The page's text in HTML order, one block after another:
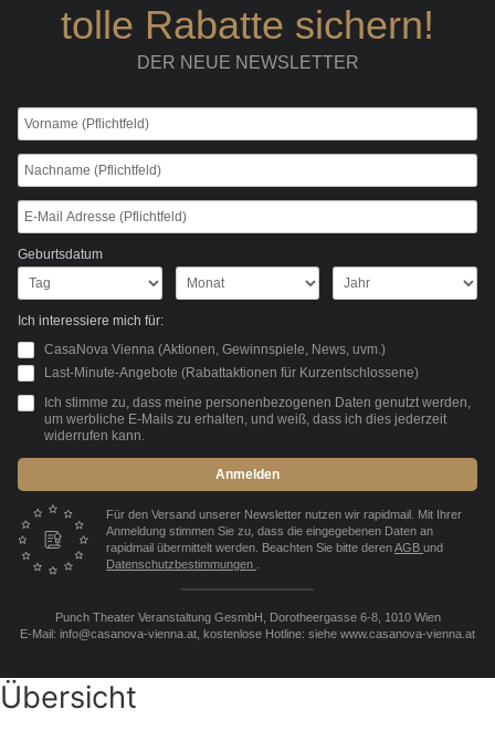
tolle Rabatte sichern!
DER NEUE NEWSLETTER
Geburtsdatum
Ich interessiere mich für:
CasaNova Vienna (Aktionen, Gewinnspiele, News, uvm.)
Last-Minute-Angebote (Rabattaktionen für Kurzentschlossene)
Ich stimme zu, dass meine personenbezogenen Daten genutzt werden,
um werbliche E-Mails zu erhalten, und weiß, dass ich dies jederzeit
widerrufen kann.
Anmelden
Für den Versand unserer Newsletter nutzen wir rapidmail. Mit Ihrer
Anmeldung stimmen Sie zu, dass die eingegebenen Daten an
rapidmail übermittelt werden. Beachten Sie bitte derenAGB und
Datenschutzbestimmungen
Punch Theater Veranstaltung GesmbH, Dorotheergasse 6-8, 1010 Wien
E-Mail: info@casanova-vienna.at, kostenlose Hotline: siehe www.casanova-vienna.at
Übersicht